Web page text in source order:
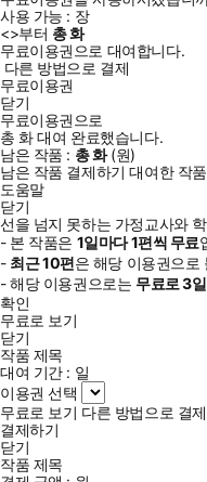
사용 가능 : 장
<>부터 총화
무료이용권으로 대여합니다.
다른 방법으로 결제
무료이용권
닫기
무료이용권으로
총 화대여 완료했습니다.
남은 작품 : 총화(원)
남은 작품 결제하기 대여한 작
도움말
닫기
선을 넘지 못하는 가정교사와
- 본 작품은 1일마다1편씩 무료
- 최근10편은 해당 이용권으로
- 해당 이용권으로는 무료로3일
확인
무료로 보기
닫기
작품 제목
대여 기간 : 일
이용권 선택
무료로 보기 다른 방법으로 결제
결제하기
닫기
작품 제목